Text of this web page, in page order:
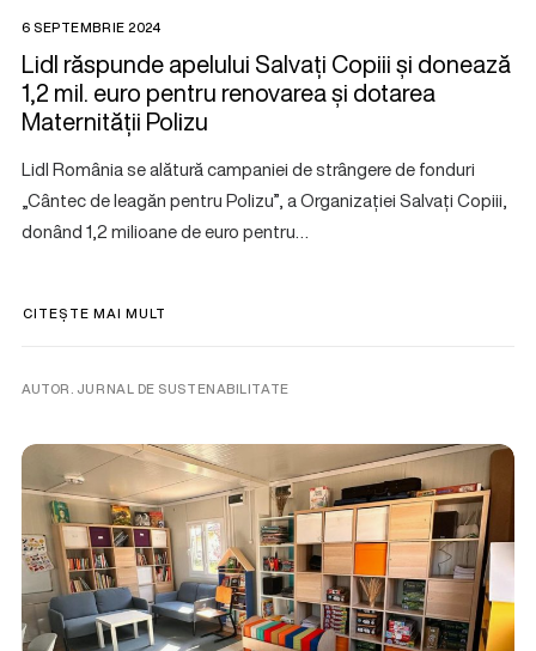
6 SEPTEMBRIE 2024
Lidl răspunde apelului Salvați Copiii și donează
1,2 mil. euro pentru renovarea și dotarea
Maternității Polizu
Lidl România se alătură campaniei de strângere de fonduri
„Cântec de leagăn pentru Polizu”, a Organizației Salvați Copiii,
donând 1,2 milioane de euro pentru…
CITEȘTE MAI MULT
AUTOR. JURNAL DE SUSTENABILITATE